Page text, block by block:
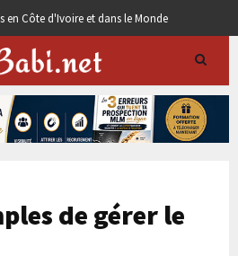
en Côte d'Ivoire et dans le Monde
de gérer le